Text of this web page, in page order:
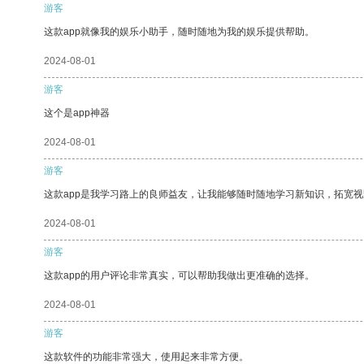
游客
这款app就像我的娱乐小助手，随时随地为我的娱乐提供帮助。
2024-08-01
游客
这个是app神器
2024-08-01
游客
这款app是我学习路上的良师益友，让我能够随时随地学习新知识，拓宽
2024-08-01
游客
这款app的用户评论非常真实，可以帮助我做出更准确的选择。
2024-08-01
游客
这款软件的功能非常强大，使用起来非常方便。